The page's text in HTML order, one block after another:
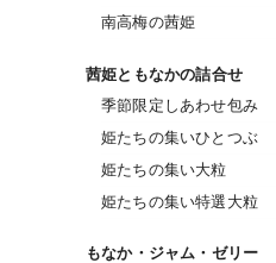
南高梅の茜姫
茜姫ともなかの詰合せ
季節限定しあわせ包み
姫たちの集いひとつぶ
姫たちの集い大粒
姫たちの集い特選大粒
もなか・ジャム・ゼリー